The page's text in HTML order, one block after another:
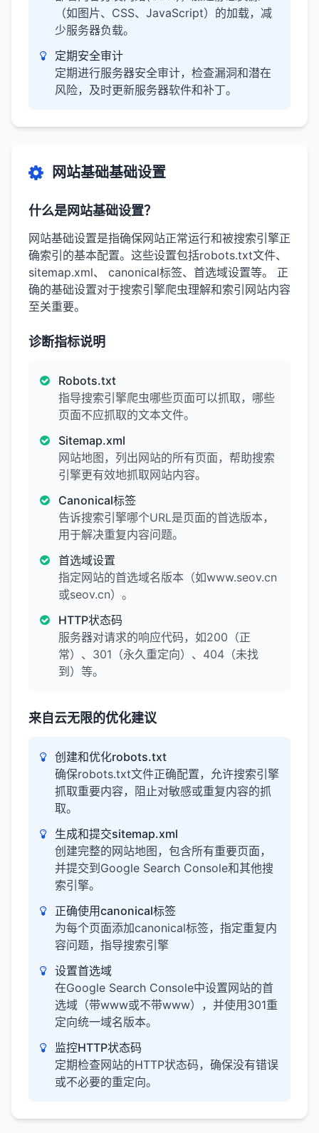
（如图片、CSS、JavaScript）的加载，减
少服务器负载。
定期安全审计
定期进行服务器安全审计，检查漏洞和潜在
风险，及时更新服务器软件和补丁。
网站基础基础设置
什么是网站基础设置？
网站基础设置是指确保网站正常运行和被搜索引擎正
确索引的基本配置。这些设置包括robots.txt文件、
sitemap.xml、 canonical标签、首选域设置等。 正
确的基础设置对于搜索引擎爬虫理解和索引网站内容
至关重要。
诊断指标说明
Robots.txt
指导搜索引擎爬虫哪些页面可以抓取，哪些
页面不应抓取的文本文件。
Sitemap.xml
网站地图，列出网站的所有页面，帮助搜索
引擎更有效地抓取网站内容。
Canonical标签
告诉搜索引擎哪个URL是页面的首选版本，
用于解决重复内容问题。
首选域设置
指定网站的首选域名版本（如www.seov.cn
或seov.cn）。
HTTP状态码
服务器对请求的响应代码，如200（正
常）、301（永久重定向）、404（未找
到）等。
来自云无限的优化建议
创建和优化robots.txt
确保robots.txt文件正确配置，允许搜索引擎
抓取重要内容，阻止对敏感或重复内容的抓
取。
生成和提交sitemap.xml
创建完整的网站地图，包含所有重要页面，
并提交到Google Search Console和其他搜
索引擎。
正确使用canonical标签
为每个页面添加canonical标签，指定重复内
容问题，指导搜索引擎
设置首选域
在Google Search Console中设置网站的首
选域（带www或不带www），并使用301重
定向统一域名版本。
监控HTTP状态码
定期检查网站的HTTP状态码，确保没有错误
或不必要的重定向。